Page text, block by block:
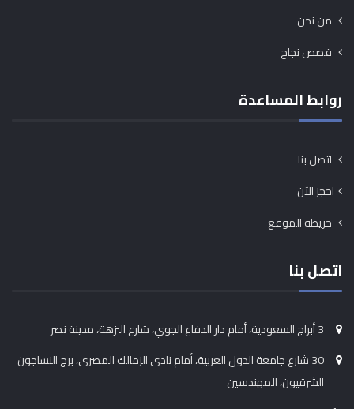
من نحن
قصص نجاح
روابط المساعدة
اتصل بنا
احجز الآن
خريطة الموقع
اتصل بنا
3 أبراج السعودية، أمام دار الدفاع الجوي، شارع النزهة، مدينة نصر
30 شارع جامعة الدول العربية، أمام نادى الزمالك المصرى، برج النساجون
الشرقيون، المهندسين